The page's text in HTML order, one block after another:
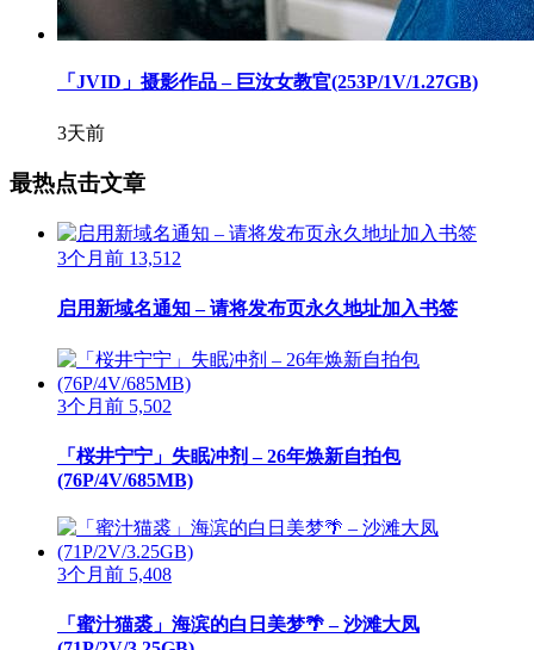
「JVID」摄影作品 – 巨汝女教官(253P/1V/1.27GB)
3天前
最热点击文章
3个月前 13,512
启用新域名通知 – 请将发布页永久地址加入书签
3个月前 5,502
「桜井宁宁」失眠冲剂 – 26年焕新自拍包
(76P/4V/685MB)
3个月前 5,408
「蜜汁猫裘」海滨的白日美梦🌴 – 沙滩大凤